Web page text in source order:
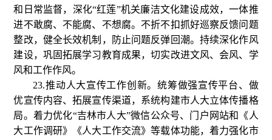
和日常监督，深化“红莲”机关廉洁文化建设成效，一体推
进不敢腐、不能腐、不想腐。不折不扣抓好巡察反馈问题
整改，健全长效机制，防止问题反弹回潮。持续深化作风
建设，巩固拓展学习教育成果，切实改进文风、会风、学
风和工作作风。
23.推动人大宣传工作创新。统筹做强宣传平台、做
优宣传内容、拓展宣传渠道，系统构建市人大立体传播格
局。着力优化“吉林市人大”微信公众号、门户网站和《人
大工作调研》《人大工作交流》等载体功能，着力强化市